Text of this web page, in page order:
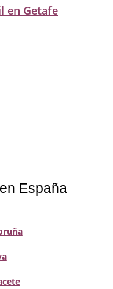
en Getafe
España